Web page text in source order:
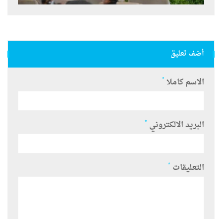
أضف تعليق
الاسم كاملا *
البريد الالكتروني *
التعليقات *